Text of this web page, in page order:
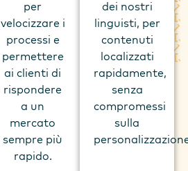
per
velocizzare i
processi e
permettere
ai clienti di
rispondere
a un
mercato
sempre più
rapido.
dei nostri
linguisti, per
contenuti
localizzati
rapidamente,
senza
compromessi
sulla